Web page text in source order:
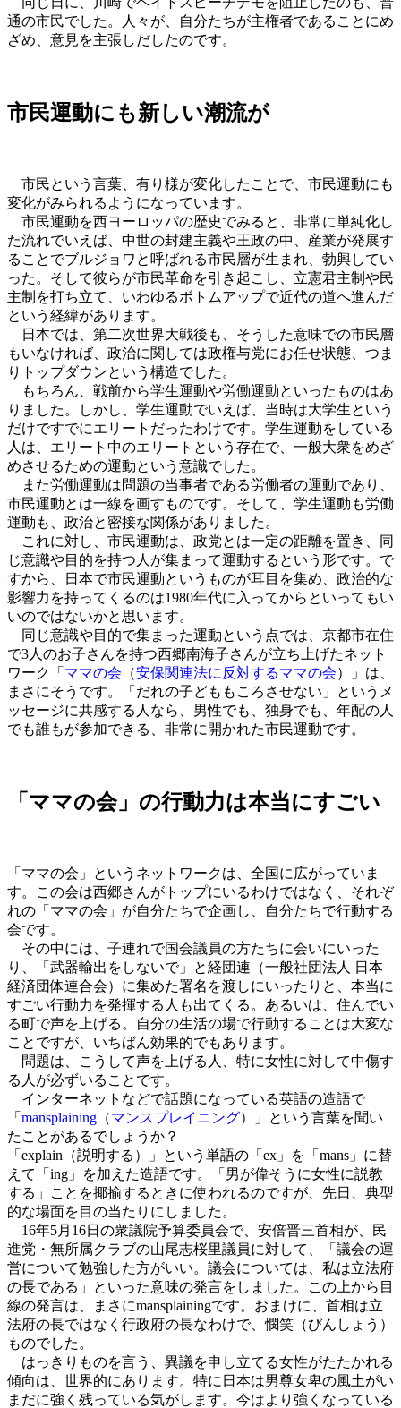
通の市民でした。人々が、自分たちが主権者であることにめ
ざめ、意見を主張しだしたのです。
市民運動にも新しい潮流が
市民という言葉、有り様が変化したことで、市民運動にも
変化がみられるようになっています。
市民運動を西ヨーロッパの歴史でみると、非常に単純化し
た流れでいえば、中世の封建主義や王政の中、産業が発展す
ることでブルジョワと呼ばれる市民層が生まれ、勃興してい
った。そして彼らが市民革命を引き起こし、立憲君主制や民
主制を打ち立て、いわゆるボトムアップで近代の道へ進んだ
という経緯があります。
日本では、第二次世界大戦後も、そうした意味での市民層
もいなければ、政治に関しては政権与党にお任せ状態、つま
りトップダウンという構造でした。
もちろん、戦前から学生運動や労働運動といったものはあ
りました。しかし、学生運動でいえば、当時は大学生という
だけですでにエリートだったわけです。学生運動をしている
人は、エリート中のエリートという存在で、一般大衆をめざ
めさせるための運動という意識でした。
また労働運動は問題の当事者である労働者の運動であり、
市民運動とは一線を画すものです。そして、学生運動も労働
運動も、政治と密接な関係がありました。
これに対し、市民運動は、政党とは一定の距離を置き、同
じ意識や目的を持つ人が集まって運動するという形です。で
すから、日本で市民運動というものが耳目を集め、政治的な
影響力を持ってくるのは1980年代に入ってからといってもい
いのではないかと思います。
同じ意識や目的で集まった運動という点では、京都市在住
で3人のお子さんを持つ西郷南海子さんが立ち上げたネット
ワーク「 ママの会 （安保関連法に反対するママの会）」は、
まさにそうです。「だれの子どももころさせない」というメ
ッセージに共感する人なら、男性でも、独身でも、年配の人
でも誰もが参加できる、非常に開かれた市民運動です。
「ママの会」の行動力は本当にすごい
「ママの会」というネットワークは、全国に広がっていま
す。この会は西郷さんがトップにいるわけではなく、それぞ
れの「ママの会」が自分たちで企画し、自分たちで行動する
会です。
その中には、子連れで国会議員の方たちに会いにいった
り、「武器輸出をしないで」と経団連（一般社団法人 日本
経済団体連合会）に集めた署名を渡しにいったりと、本当に
すごい行動力を発揮する人も出てくる。あるいは、住んでい
る町で声を上げる。自分の生活の場で行動することは大変な
ことですが、いちばん効果的でもあります。
問題は、こうして声を上げる人、特に女性に対して中傷す
る人が必ずいることです。
インターネットなどで話題になっている英語の造語で
「 mansplaining （マンスプレイニング）」という言葉を聞い
たことがあるでしょうか？
「explain（説明する）」という単語の「ex」を「mans」に替
えて「ing」を加えた造語です。「男が偉そうに女性に説教
する」ことを揶揄するときに使われるのですが、先日、典型
的な場面を目の当たりにしました。
16年5月16日の衆議院予算委員会で、安倍晋三首相が、民
進党・無所属クラブの山尾志桜里議員に対して、「議会の運
営について勉強した方がいい。議会については、私は立法府
の長である」といった意味の発言をしました。この上から目
線の発言は、まさにmansplainingです。おまけに、首相は立
法府の長ではなく行政府の長なわけで、憫笑（びんしょう）
ものでした。
はっきりものを言う、異議を申し立てる女性がたたかれる
傾向は、世界的にあります。特に日本は男尊女卑の風土がい
まだに強く残っている気がします。今はより強くなっている